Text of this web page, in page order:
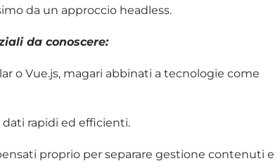
da un approccio headless.
da conoscere:
o Vue.js, magari abbinati a tecnologie come
dati rapidi ed efficienti.
proprio per separare gestione contenuti e